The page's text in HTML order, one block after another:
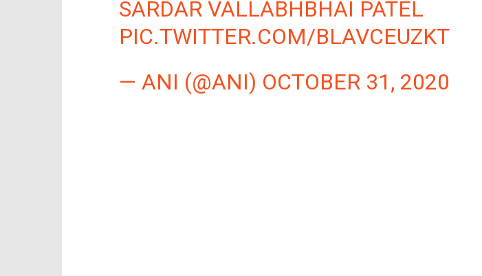
SARDAR VALLABHBHAI PATEL
PIC.TWITTER.COM/BLAVCEUZKT
— ANI (@ANI) OCTOBER 31, 2020